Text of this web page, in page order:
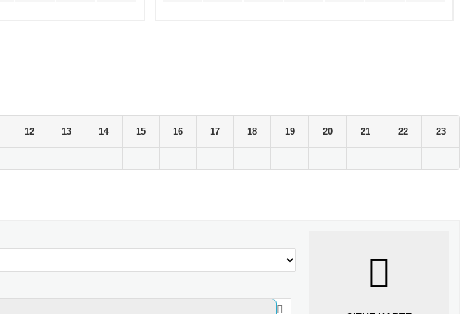
12 13 14 15 16 17 18 19 20 21 22 23